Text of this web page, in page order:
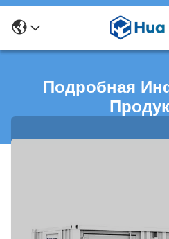
Подробная